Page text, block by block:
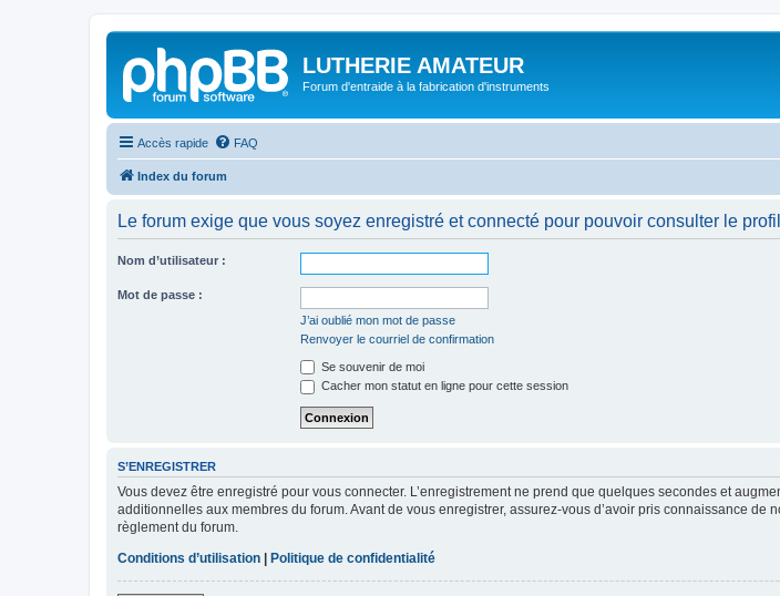
LUTHERIE AMATEUR
Forum d'entraide à la fabrication d'instruments
Accès rapide FAQ
Index du forum
Le forum exige que vous soyez enregistré et connecté pour pouvoir consulter le
Nom d’utilisateur :
Mot de passe :
J’ai oublié mon mot de passe
Renvoyer le courriel de confirmation
Se souvenir de moi
Cacher mon statut en ligne pour cette session
S’ENREGISTRER
Vous devez être enregistré pour vous connecter. L’enregistrement ne prend que quelques secondes et
additionnelles aux membres du forum. Avant de vous enregistrer, assurez-vous d’avoir pris connaissance
règlement du forum.
Conditions d’utilisation
Politique de confidentialité